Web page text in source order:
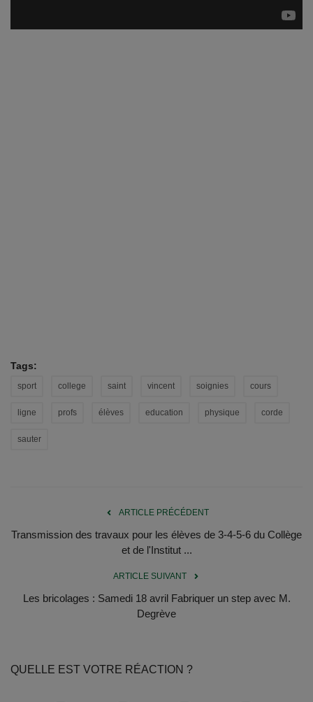
Tags:
sport college saint vincent soignies cours
ligne profs élèves education physique corde
sauter
ARTICLE PRÉCÉDENT
Transmission des travaux pour les élèves de 3-4-5-6 du Collège
et de l'Institut ...
ARTICLE SUIVANT
Les bricolages : Samedi 18 avril Fabriquer un step avec M.
Degrève
QUELLE EST VOTRE RÉACTION ?